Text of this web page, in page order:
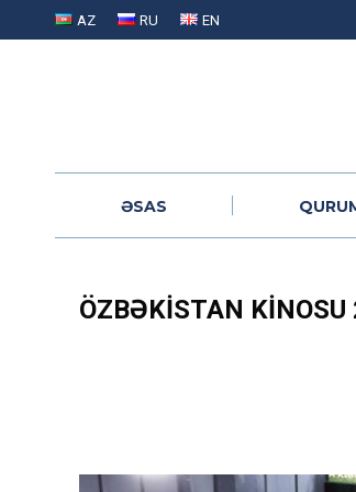
AZ RU EN
ƏSAS
ÖZBƏKISTAN